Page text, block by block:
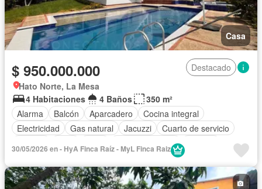
Casa
$ 950.000.000
Destacado
Hato Norte, La Mesa
4 Habitaciones
4 Baños
350 m²
Alarma
Balcón Aparcadero
Cocina integral
Electricidad
Gas natural Jacuzzi
Cuarto de servicio
Tanque de agua
Vigilante
Barbecue
Seguridad privada
Piscina Wifi
Cancha de tenis
Permite mascotas
Permite niños
30/05/2026 en - HyA Finca Raíz - MyL Finca Raiz